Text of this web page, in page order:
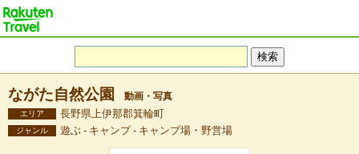
ながた自然公園 動画・写真
エリア 長野県上伊那郡箕輪町
ジャンル 遊ぶ - キャンプ - キャンプ場・野営場